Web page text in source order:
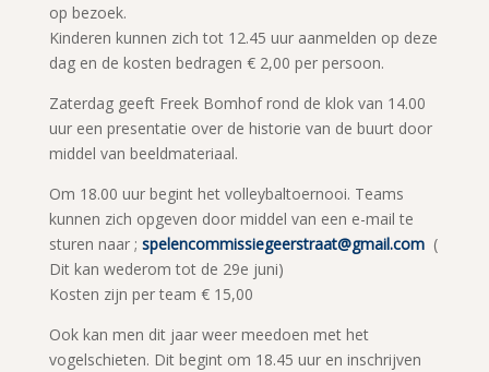
op bezoek.
Kinderen kunnen zich tot 12.45 uur aanmelden op deze
dag en de kosten bedragen € 2,00 per persoon.
Zaterdag geeft Freek Bomhof rond de klok van 14.00
uur een presentatie over de historie van de buurt door
middel van beeldmateriaal.
Om 18.00 uur begint het volleybaltoernooi. Teams
kunnen zich opgeven door middel van een e-mail te
sturen naar ; spelencommissiegeerstraat@gmail.com(
Dit kan wederom tot de 29e juni)
Kosten zijn per team € 15,00
Ook kan men dit jaar weer meedoen met het
vogelschieten. Dit begint om 18.45 uur en inschrijven